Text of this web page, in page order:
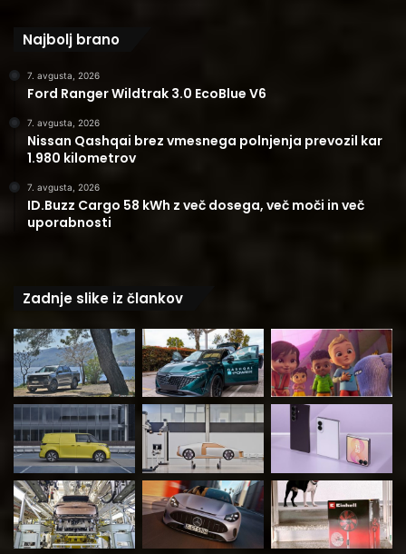
Najbolj brano
7. avgusta, 2026
Ford Ranger Wildtrak 3.0 EcoBlue V6
7. avgusta, 2026
Nissan Qashqai brez vmesnega polnjenja prevozil kar
1.980 kilometrov
7. avgusta, 2026
ID.Buzz Cargo 58 kWh z več dosega, več moči in več
uporabnosti
Zadnje slike iz člankov